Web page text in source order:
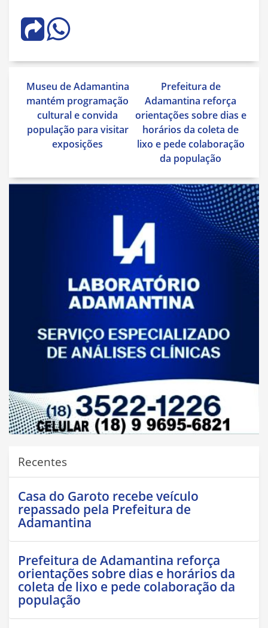
Navegação
de
Post
Museu de Adamantina
mantém programação
cultural e convida
população para visitar
exposições
Prefeitura de
Adamantina reforça
orientações sobre dias e
horários da coleta de
lixo e pede colaboração
da população
Recentes
Casa do Garoto recebe veículo
repassado pela Prefeitura de
Adamantina
Prefeitura de Adamantina reforça
orientações sobre dias e horários da
coleta de lixo e pede colaboração da
população